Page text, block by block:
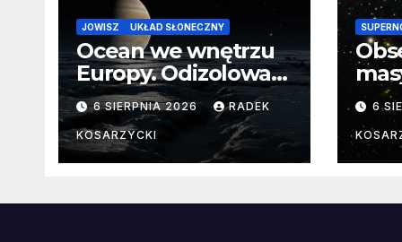
JOWISZ UKŁAD SŁONECZNY
Ocean we wnętrzu
Europy. Odizolowani
przez lodową
barierę
6 SIERPNIA 2026 RADEK
KOSARZYCKI
od
6